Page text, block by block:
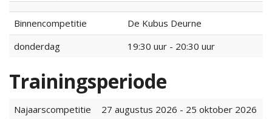
Binnencompetitie
De Kubus Deurne
donderdag
19:30 uur - 20:30 uur
Trainingsperiode
Najaarscompetitie
27 augustus 2026 - 25 oktober 2026